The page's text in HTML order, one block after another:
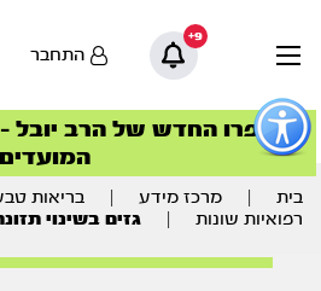
כפתור
לפתיחת
תפריט
9+
התחבר
סדרות
הסדרה המובילה
ספרו החדש של הרב יובל –
המועדים
הצטרפו למהפכת
סדרות
הסדרה המובילה
בית מרכז מידע בריאות
רפואיות שונות
גזים בשינוי